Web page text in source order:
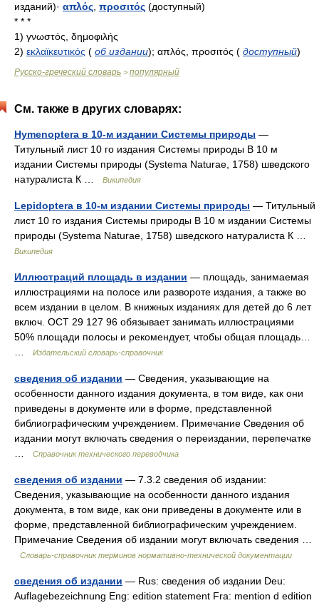
изданий)· απλός προσιτός (доступный)
* * *
1) γνωστός, δημοφιλής
2) εκλαϊκευτικός ( об издании); απλός, προσιτός ( доступный)
Русско-греческий словарь > популярный
См. также в других словарях:
Hymenoptera в 10-м издании Системы природы —
Титульный лист 10 го издания Системы природы В 10 м
издании Системы природы (Systema Naturae, 1758) шведского
натуралиста К …
Википедия
Lepidoptera в 10-м издании Системы природы — Титульный
лист 10 го издания Системы природы В 10 м издании Системы
природы (Systema Naturae, 1758) шведского натуралиста К …
Википедия
Иллюстраций площадь в издании — площадь, занимаемая
иллюстрациями на полосе или развороте издания, а также во
всем издании в целом. В книжных изданиях для детей до 6 лет
включ. ОСТ 29 127 96 обязывает занимать иллюстрациями
50% площади полосы и рекомендует, чтобы общая площадь…
Издательский словарь-справочник
сведения об издании — Сведения, указывающие на
особенности данного издания документа, в том виде, как они
приведены в документе или в форме, представленной
библиографическим учреждением. Примечание Сведения об
издании могут включать сведения о переиздании, перепечатке
Справочник технического переводчика
сведения об издании — 7.3.2 сведения об издании:
Сведения, указывающие на особенности данного издания
документа, в том виде, как они приведены в документе или в
форме, представленной библиографическим учреждением.
Примечание Сведения об издании могут включать сведения …
Словарь-справочник терминов нормативно-технической документации
сведения об издании — Rus: сведения об издании Deu:
Auflagebezeichnung Eng: edition statement Fra: mention d edition